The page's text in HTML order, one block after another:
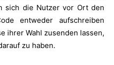
sich die Nutzer vor Ort den
entweder aufschreiben
ihrer Wahl zusenden lassen,
zu haben.